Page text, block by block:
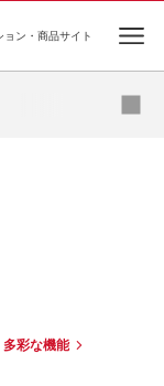
ョン・商品サイト
多彩な機能